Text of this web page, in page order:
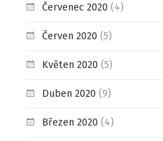
Červenec 2020 (4)
Červen 2020 (5)
Květen 2020 (5)
Duben 2020 (9)
Březen 2020 (4)